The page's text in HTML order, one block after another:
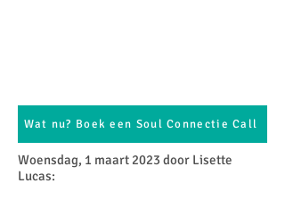
Wat nu? Boek een Soul Connectie Call
Woensdag, 1 maart 2023 door Lisette
Lucas:​